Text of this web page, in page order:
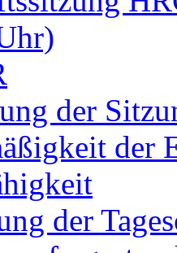
der
der
der